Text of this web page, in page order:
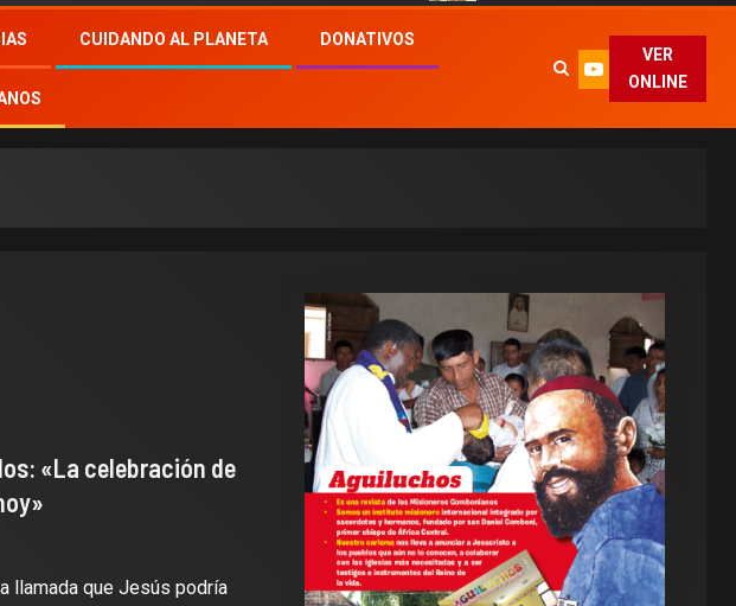
CUIDANDO AL PLANETA DONATIVOS
VER
ONLINE
«La celebración de
llamada que Jesús podría